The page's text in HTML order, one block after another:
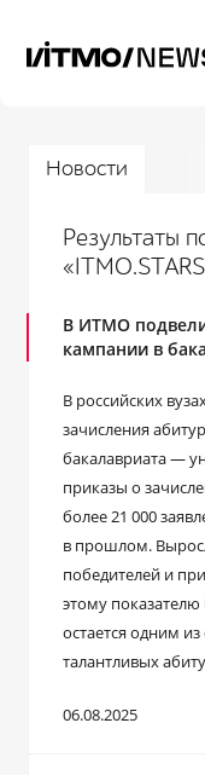
Новости
Результаты
В ИТМО
кампании в
В российских
зачисления
бакалавриата ―
приказы о
более 21 000
в прошлом.
победителей и
этому
остается одним
талантливых
06.08.2025